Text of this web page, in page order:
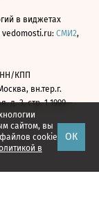
сайтом, вы
cookie
в
ОК
в виджетах
СМИ2,
КПП
вн.тер.г.
д. 3, стр. 1 1999—